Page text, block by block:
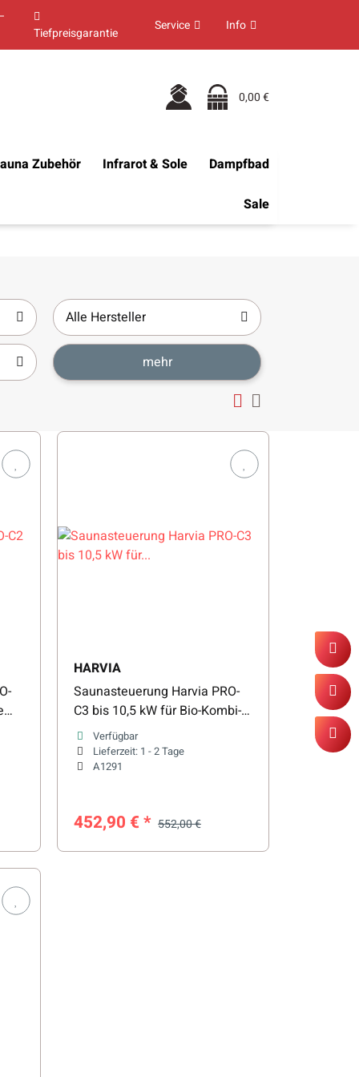
Tiefpreisgarantie
Service Info
0,00 €
Zubehör Infrarot & Sole Dampfbad
Sale
Alle Hersteller
mehr
HARVIA
Saunasteuerung Harvia PRO-
C3 bis 10,5 kW für Bio-Kombi-
Saunaöfen
Verfügbar
Lieferzeit: 1 - 2 Tage
A1291
452,90 €* 552,00 €